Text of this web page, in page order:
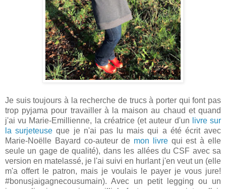
Je suis toujours à la recherche de trucs à porter qui font pas
trop pyjama pour travailler à la maison au chaud et quand
j'ai vu Marie-Emillienne, la créatrice (et auteur d'un
livre sur
la surjeteuse que je n'ai pas lu mais qui a été écrit avec
Marie-Noëlle Bayard co-auteur de mon livrequi est à elle
seule un gage de qualité), dans les allées du CSF avec sa
version en matelassé, je l'ai suivi en hurlant j'en veut un (elle
m'a offert le patron, mais je voulais le payer je vous jure!
#bonusjaigagnecousumain). Avec un petit legging ou un